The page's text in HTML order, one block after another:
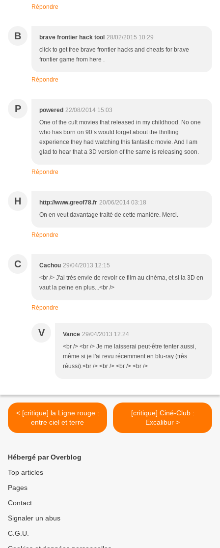
Répondre
B brave frontier hack tool 28/02/2015 10:29
click to get free brave frontier hacks and cheats for brave
frontier game from here .
Répondre
P powered 22/08/2014 15:03
One of the cult movies that released in my childhood. No one
who has born on 90’s would forget about the thrilling
experience they had watching this fantastic movie. And I am
glad to hear that a 3D version of the same is releasing soon.
Répondre
H http://www.greof78.fr 20/06/2014 03:18
On en veut davantage traité de cette manière. Merci.
Répondre
C Cachou 29/04/2013 12:15
<br /> J'ai très envie de revoir ce film au cinéma, et si la 3D en
vaut la peine en plus...<br />
Répondre
V Vance 29/04/2013 12:24
<br /> <br /> Je me laisserai peut-être tenter aussi,
même si je l'ai revu récemment en blu-ray (très
réussi).<br /> <br /> <br /> <br />
< [critique] la Ligne rouge :
entre ciel et terre
[critique] Ciné-Club :
Excalibur >
Hébergé par Overblog
Top articles
Pages
Contact
Signaler un abus
C.G.U.